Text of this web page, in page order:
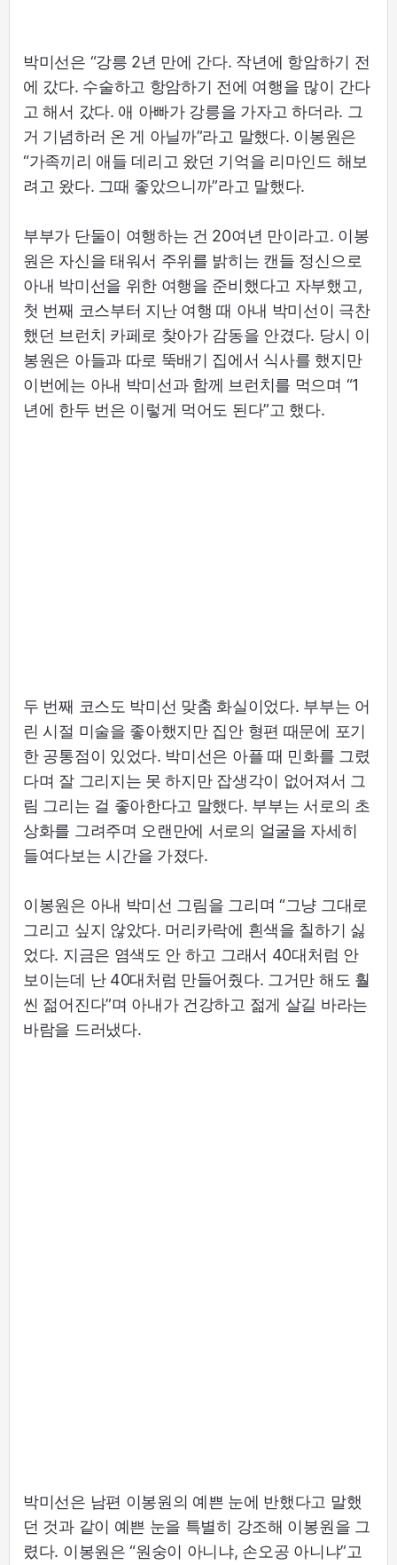
박미선은 “강릉 2년 만에 간다. 작년에 항암하기 전
에 갔다. 수술하고 항암하기 전에 여행을 많이 간다
고 해서 갔다. 애 아빠가 강릉을 가자고 하더라. 그
거 기념하러 온 게 아닐까”라고 말했다. 이봉원은
“가족끼리 애들 데리고 왔던 기억을 리마인드 해보
려고 왔다. 그때 좋았으니까”라고 말했다.
부부가 단둘이 여행하는 건 20여년 만이라고. 이봉
원은 자신을 태워서 주위를 밝히는 캔들 정신으로
아내 박미선을 위한 여행을 준비했다고 자부했고,
첫 번째 코스부터 지난 여행 때 아내 박미선이 극찬
했던 브런치 카페로 찾아가 감동을 안겼다. 당시 이
봉원은 아들과 따로 뚝배기 집에서 식사를 했지만
이번에는 아내 박미선과 함께 브런치를 먹으며 “1
년에 한두 번은 이렇게 먹어도 된다”고 했다.
두 번째 코스도 박미선 맞춤 화실이었다. 부부는 어
린 시절 미술을 좋아했지만 집안 형편 때문에 포기
한 공통점이 있었다. 박미선은 아플 때 민화를 그렸
다며 잘 그리지는 못 하지만 잡생각이 없어져서 그
림 그리는 걸 좋아한다고 말했다. 부부는 서로의 초
상화를 그려주며 오랜만에 서로의 얼굴을 자세히
들여다보는 시간을 가졌다.
이봉원은 아내 박미선 그림을 그리며 “그냥 그대로
그리고 싶지 않았다. 머리카락에 흰색을 칠하기 싫
었다. 지금은 염색도 안 하고 그래서 40대처럼 안
보이는데 난 40대처럼 만들어줬다. 그거만 해도 훨
씬 젊어진다”며 아내가 건강하고 젊게 살길 바라는
바람을 드러냈다.
박미선은 남편 이봉원의 예쁜 눈에 반했다고 말했
던 것과 같이 예쁜 눈을 특별히 강조해 이봉원을 그
렸다. 이봉원은 “원숭이 아니냐, 손오공 아니냐”고